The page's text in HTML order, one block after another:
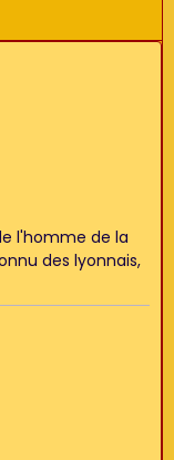
l'homme de la
des lyonnais,